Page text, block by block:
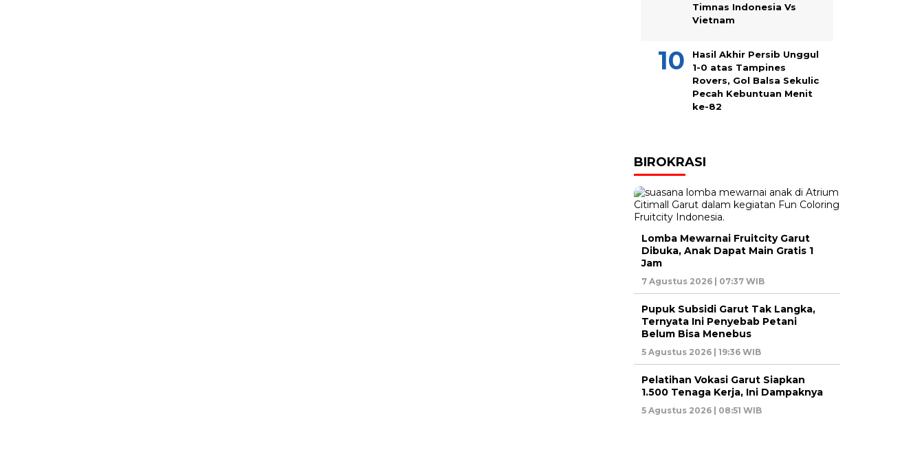
Timnas Indonesia Vs
Vietnam
Hasil Akhir Persib Unggul
1-0 atas Tampines
Rovers, Gol Balsa Sekulic
Pecah Kebuntuan Menit
ke-82
BIROKRASI
Lomba Mewarnai Fruitcity Garut
Dibuka, Anak Dapat Main Gratis 1
Jam
7 Agustus 2026 | 07:37 WIB
Pupuk Subsidi Garut Tak Langka,
Ternyata Ini Penyebab Petani
Belum Bisa Menebus
5 Agustus 2026 | 19:36 WIB
Pelatihan Vokasi Garut Siapkan
1.500 Tenaga Kerja, Ini Dampaknya
5 Agustus 2026 | 08:51 WIB